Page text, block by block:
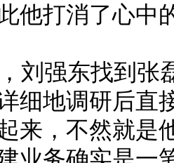
他打消了心中
刘强东找到张
细地调研后直
来，不然就是